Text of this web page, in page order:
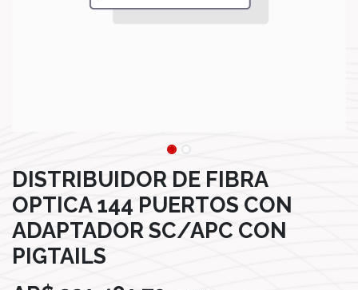
DISTRIBUIDOR DE FIBRA
OPTICA 144 PUERTOS CON
ADAPTADOR SC/APC CON
PIGTAILS